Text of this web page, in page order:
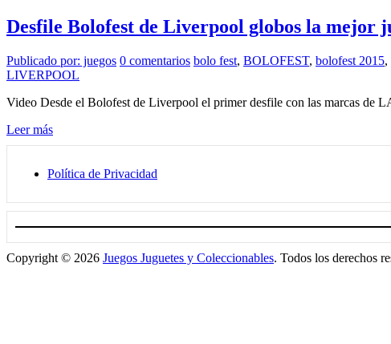
Desfile Bolofest de Liverpool globos la mejor
Publicado por: juegos 0 comentarios bolo fest, BOLOFEST, bolofest 2015,
LIVERPOOL
Video Desde el Bolofest de Liverpool el primer desfile con las marcas de
Leer más
Política de Privacidad
Copyright © 2026 Juegos Juguetes y Coleccionables. Todos los derechos